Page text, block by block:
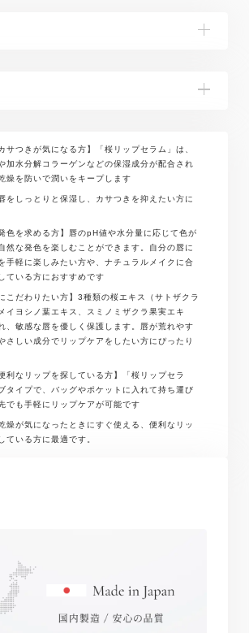
ダイマージリノール酸ジ（イソステア
イソステアリル、ヒアルロン酸Ｎａ、
ゲン、サトザクラ花エキス、ソメイヨ
スミノミザクラ果実エキス、コメ発酵
、ジパルミトイルヒドロキシプロリ
シルデカン酸アスコルビル、ＢＧ、
ヘキサン酸トリメチロールプロパン、
メチルシリル化シリカ、１，２ヘキサ
２１８※商品の改良や表示方法の変更
際の成分と一部異なる場合がありま
は商品の表示をご覧ください。
お使いください。
サつきが気になる方】「桜リップセラム」は、
加水分解コラーゲンなどの保湿成分が配合され
燥を防いで潤いをキープします
をしっとりと保湿し、カサつきを抑えたい方に
色を求める方】唇のpH値や水分量に応じて色が
然な発色を楽しむことができます。自分の唇に
手軽に楽しみたい方や、ナチュラルメイクに合
ている方におすすめです
こだわりたい方】3種類の桜エキス（サトザクラ
イヨシノ葉エキス、スミノミザクラ果実エキ
、敏感な唇を優しく保護します。唇が荒れやす
さしい成分でリップケアをしたい方にぴったり
利なリップを探している方】「桜リップセラ
タイプで、バッグやポケットに入れて持ち運び
でも手軽にリップケアが可能です
燥が気になったときにすぐ使える、便利なリッ
ている方に最適です。